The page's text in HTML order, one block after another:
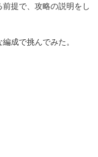
提で、攻略の説明をし
成で挑んでみた。